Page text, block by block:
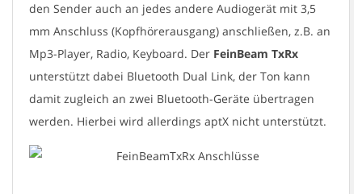
den Sender auch an jedes andere Audiogerät mit 3,5
mm Anschluss (Kopfhörerausgang) anschließen, z.B. an
Mp3-Player, Radio, Keyboard. Der FeinBeam TxRx
unterstützt dabei Bluetooth Dual Link, der Ton kann
damit zugleich an zwei Bluetooth-Geräte übertragen
werden. Hierbei wird allerdings aptX nicht unterstützt.